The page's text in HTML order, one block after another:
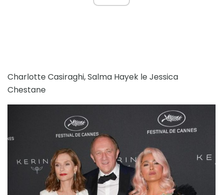
Charlotte Casiraghi, Salma Hayek le Jessica
Chestane